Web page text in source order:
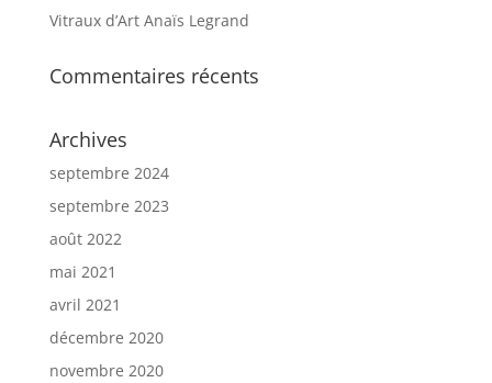
Vitraux d’Art Anaïs Legrand
Commentaires récents
Archives
septembre 2024
septembre 2023
août 2022
mai 2021
avril 2021
décembre 2020
novembre 2020